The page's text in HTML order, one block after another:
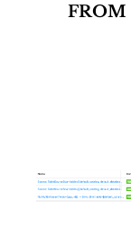
FROM